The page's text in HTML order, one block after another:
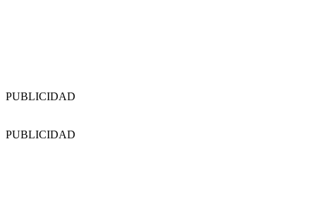
PUBLICIDAD
PUBLICIDAD